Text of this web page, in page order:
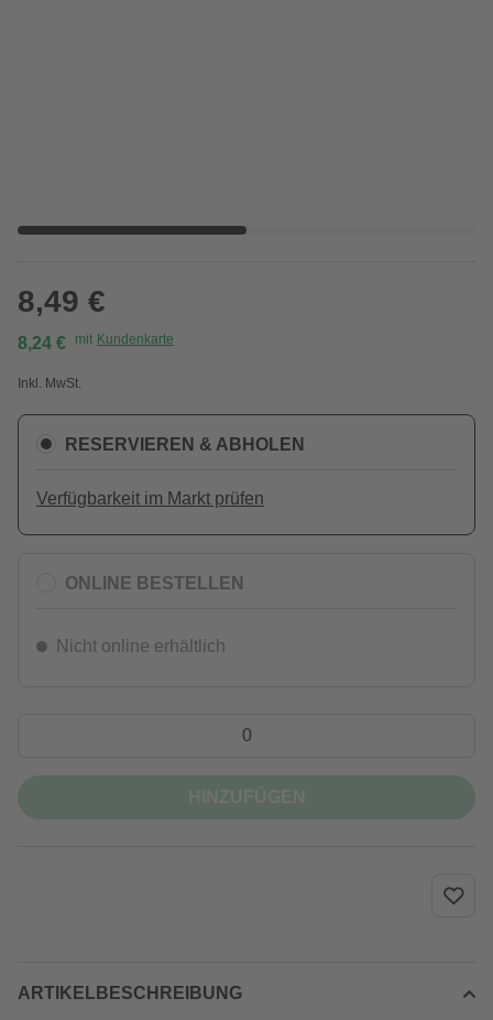
8,49 €
8,24 € mit Kundenkarte
Inkl. MwSt.
RESERVIEREN & ABHOLEN
Verfügbarkeit im Markt prüfen
ONLINE BESTELLEN
Nicht online erhältlich
ARTIKELBESCHREIBUNG